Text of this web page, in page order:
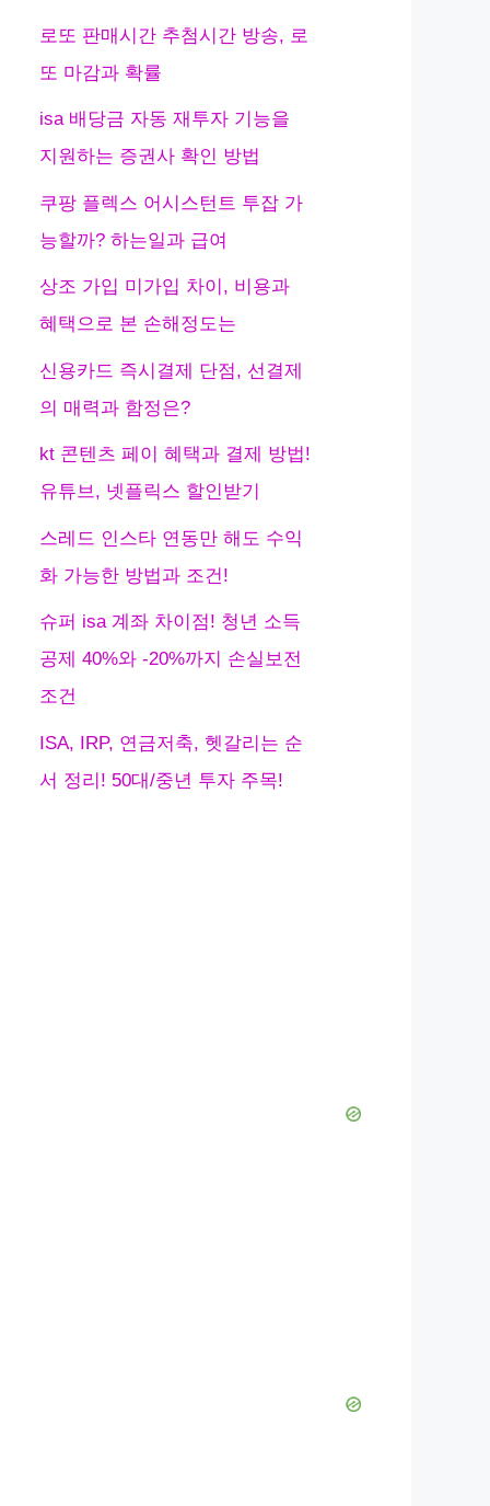
로또 판매시간 추첨시간 방송, 로
또 마감과 확률
isa 배당금 자동 재투자 기능을
지원하는 증권사 확인 방법
쿠팡 플렉스 어시스턴트 투잡 가
능할까? 하는일과 급여
상조 가입 미가입 차이, 비용과
혜택으로 본 손해정도는
신용카드 즉시결제 단점, 선결제
의 매력과 함정은?
kt 콘텐츠 페이 혜택과 결제 방법!
유튜브, 넷플릭스 할인받기
스레드 인스타 연동만 해도 수익
화 가능한 방법과 조건!
슈퍼 isa 계좌 차이점! 청년 소득
공제 40%와 -20%까지 손실보전
조건
ISA, IRP, 연금저축, 헷갈리는 순
서 정리! 50대/중년 투자 주목!